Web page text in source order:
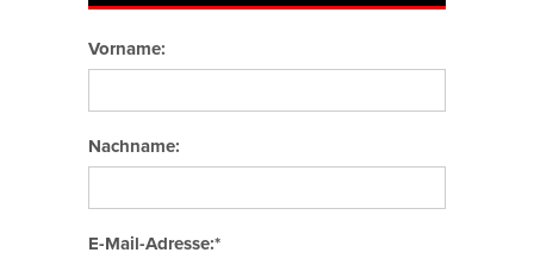
Vorname:
Nachname:
E-Mail-Adresse:*